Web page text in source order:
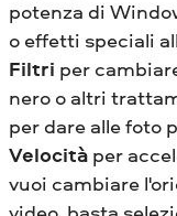
potenza di
o effetti speciali
Filtri per
nero o altri
per dare alle foto
Velocità per
vuoi cambiare